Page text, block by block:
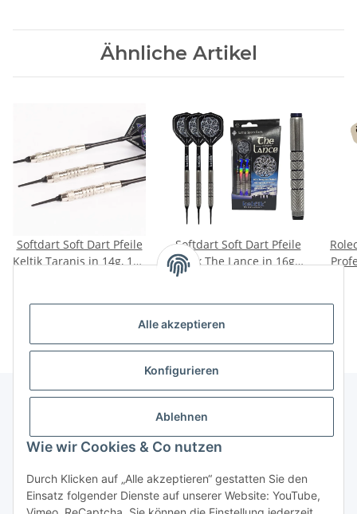
Alle akzeptieren
Konfigurieren
Ablehnen
Wie wir Cookies & Co nutzen
Durch Klicken auf „Alle akzeptieren“ gestatten Sie den
Einsatz folgender Dienste auf unserer Website: YouTube,
Ähnliche Artikel
Softdart Soft Dart Pfeile
Keltik Taranis in 14g, 16g
Softdart Soft Dart Pfeile
Keltik The Lance in 16g +
18g - 80% Tungsten
Informationen
Gesetzliche Informationen